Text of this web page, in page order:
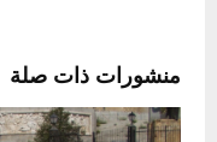
منشورات ذات صلة